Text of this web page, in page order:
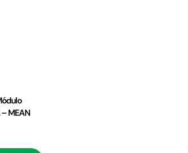
MEAN